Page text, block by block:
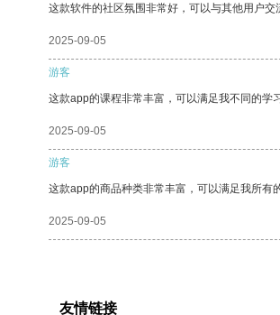
这款软件的社区氛围非常好，可以与其他用户交
2025-09-05
游客
这款app的课程非常丰富，可以满足我不同的学
2025-09-05
游客
这款app的商品种类非常丰富，可以满足我所有
2025-09-05
友情链接